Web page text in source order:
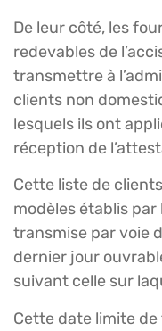
De leur côté, les
redevables de
transmettre à
clients non
lesquels ils ont
réception de
Cette liste de
modèles établis
transmise par voie
dernier jour
suivant celle sur
Cette date limite